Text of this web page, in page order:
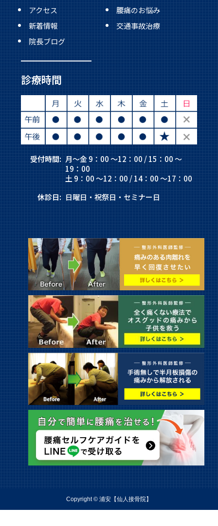
アクセス
新着情報
腰痛のお悩み
交通事故治療
院長ブログ
診療時間
受付時間: 月～金 9：00 ～12：00 / 15：00 ～
19：00
土 9：00 ～12：00 / 14：00 ～17：00
休診日: 日曜日・祝祭日・セミナー日
Copyright © 浦安【仙人接骨院】